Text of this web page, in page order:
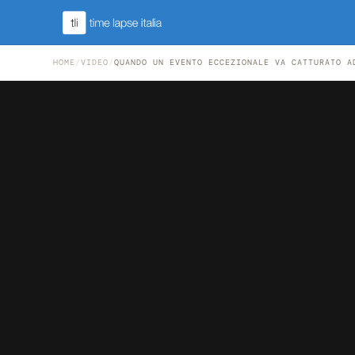
HOME /VIDEO /QUANDO UN EVENTO ECCEZIONALE VA CATTURATO